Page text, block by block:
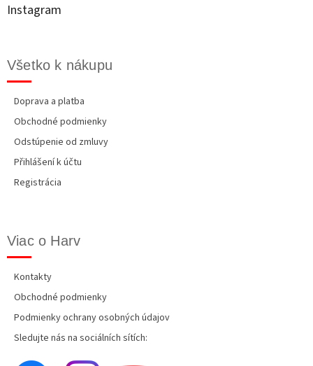
Instagram
Všetko k nákupu
Doprava a platba
Obchodné podmienky
Odstúpenie od zmluvy
Přihlášení k účtu
Registrácia
Viac o Harv
Kontakty
Obchodné podmienky
Podmienky ochrany osobných údajov
Sledujte nás na sociálních sítích: